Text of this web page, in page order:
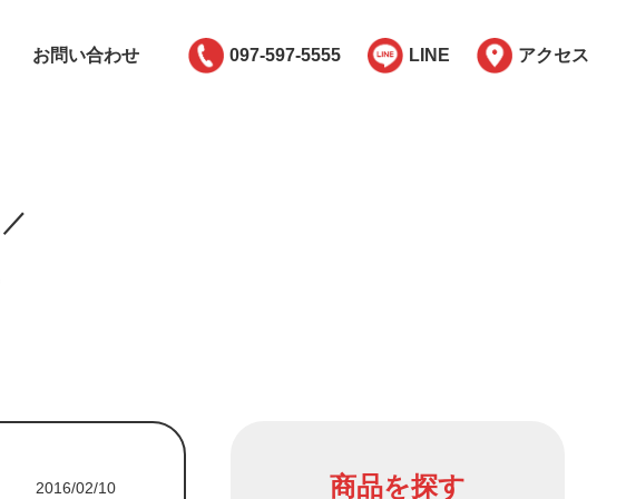
お問い合わせ 097-597-5555 LINE アクセス
2016/02/10 商品を探す